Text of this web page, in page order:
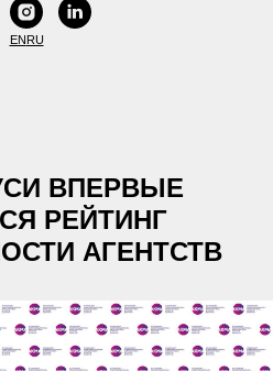
ENRU
ВПЕРВЫЕ
РЕЙТИНГ
АГЕНТСТВ